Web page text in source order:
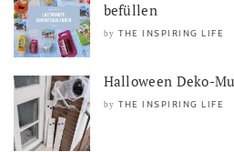
befüllen
by THE INSPIRING LIFE
Halloween Deko-
by THE INSPIRING LIFE